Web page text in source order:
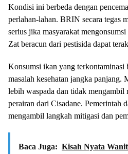
Kondisi ini berbeda dengan
perlahan-lahan. BRIN secara tegas
serius jika masyarakat
Zat beracun dari pestisida dapat
Konsumsi ikan yang terkontaminasi
masalah kesehatan jangka panjang.
lebih waspada dan tidak
perairan dari Cisadane. Pemerintah
mengambil langkah mitigasi dan
Baca Juga: Kisah Nyata